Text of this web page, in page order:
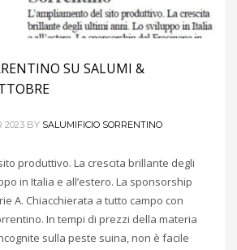
SU SALUMI &
2023 BY SALUMIFICIO SORRENTINO
produttivo. La crescita brillante degli
in Italia e all’estero. La sponsorship
A. Chiacchierata a tutto campo con
In tempi di prezzi della materia
sulla peste suina, non è facile